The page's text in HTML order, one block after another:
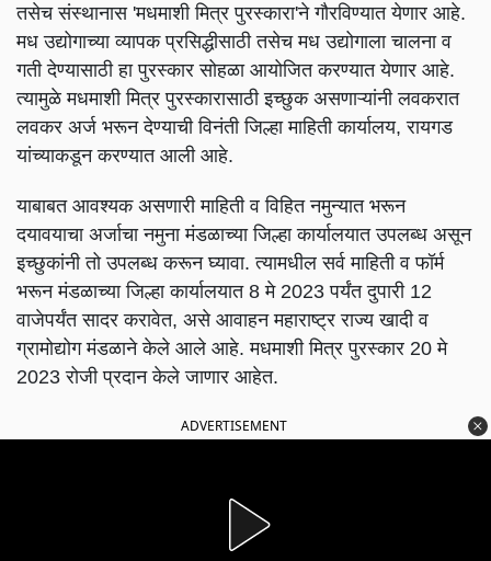
तसेच संस्थानास 'मधमाशी मित्र पुरस्कारा'ने गौरविण्यात येणार आहे.
मध उद्योगाच्या व्यापक प्रसिद्धीसाठी तसेच मध उद्योगाला चालना व
गती देण्यासाठी हा पुरस्कार सोहळा आयोजित करण्यात येणार आहे.
त्यामुळे मधमाशी मित्र पुरस्कारासाठी इच्छुक असणाऱ्यांनी लवकरात
लवकर अर्ज भरून देण्याची विनंती जिल्हा माहिती कार्यालय, रायगड
यांच्याकडून करण्यात आली आहे.
याबाबत आवश्यक असणारी माहिती व विहित नमुन्यात भरून
दयावयाचा अर्जाचा नमुना मंडळाच्या जिल्हा कार्यालयात उपलब्ध असून
इच्छुकांनी तो उपलब्ध करून घ्यावा. त्यामधील सर्व माहिती व फॉर्म
भरून मंडळाच्या जिल्हा कार्यालयात 8 मे 2023 पर्यंत दुपारी 12
वाजेपर्यंत सादर करावेत, असे आवाहन महाराष्ट्र राज्य खादी व
ग्रामोद्योग मंडळाने केले आले आहे. मधमाशी मित्र पुरस्कार 20 मे
2023 रोजी प्रदान केले जाणार आहेत.
ADVERTISEMENT